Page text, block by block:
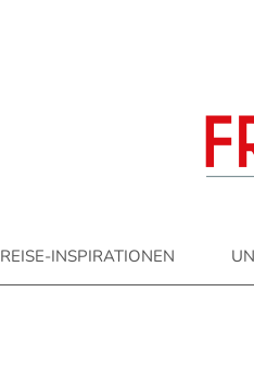
REISE-INSPIRATIONEN